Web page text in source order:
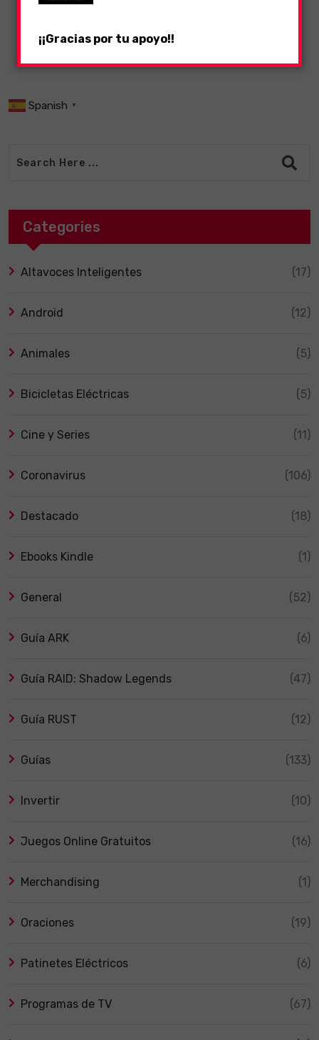
Spanish ▼
Categories
Altavoces Inteligentes (17)
Android (12)
Animales (5)
Bicicletas Eléctricas (5)
Cine y Series (11)
Coronavirus (106)
Destacado (18)
Ebooks Kindle (1)
General (52)
Guía ARK (6)
Guía RAID: Shadow Legends (47)
Guía RUST (12)
Guías (133)
Invertir (10)
Juegos Online Gratuitos (16)
Merchandising (1)
Oraciones (19)
Patinetes Eléctricos (6)
Programas de TV (67)
¡¡Gracias por tu apoyo!!